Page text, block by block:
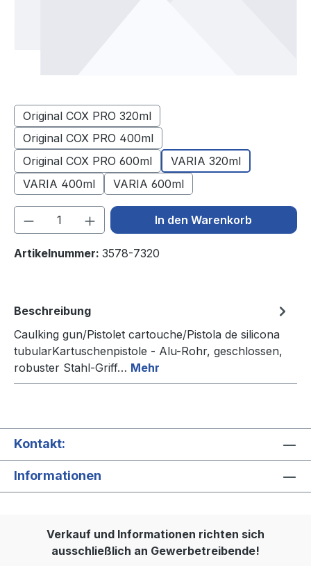
Original COX PRO 320ml
Original COX PRO 400ml
Original COX PRO 600ml
VARIA 320ml
VARIA 400ml
VARIA 600ml
Produkt Anzahl: Gib denIn den Warenkorb
Artikelnummer: 3578-7320
Beschreibung
Caulking gun/Pistolet cartouche/Pistola de silicona
tubularKartuschenpistole - Alu-Rohr, geschlossen,
robuster Stahl-Griff… Mehr
Kontakt:
Informationen
Verkauf und Informationen richten sich
ausschließlich an Gewerbetreibende!